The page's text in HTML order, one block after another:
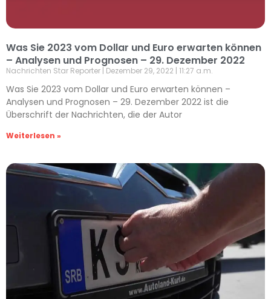
Was Sie 2023 vom Dollar und Euro erwarten können
– Analysen und Prognosen – 29. Dezember 2022
Nachrichten Star Reporter Dezember 29, 2022 11:27 a.m.
Was Sie 2023 vom Dollar und Euro erwarten können –
Analysen und Prognosen – 29. Dezember 2022 ist die
Überschrift der Nachrichten, die der Autor
Weiterlesen »